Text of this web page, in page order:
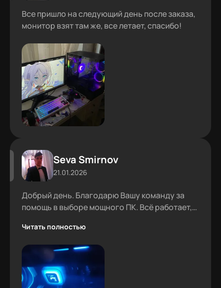
Все пришло на следующий день после заказа,
монитор взят там же, все летает, спасибо!
Seva Smirnov
21.01.2026
Добрый день. Благодарю Вашу команду за
помощь в выборе мощного ПК. Всё работает,
Читать полностью